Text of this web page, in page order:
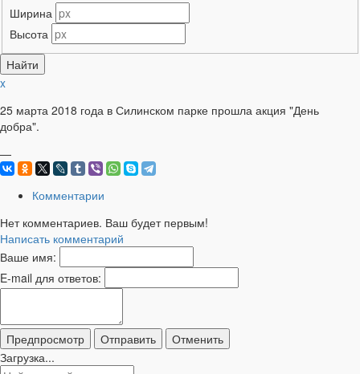
Ширина
Высота
x
25 марта 2018 года в Силинском парке прошла акция "День
добра".
—
Комментарии
Нет комментариев. Ваш будет первым!
Написать комментарий
Ваше имя:
E-mail для ответов:
Загрузка...